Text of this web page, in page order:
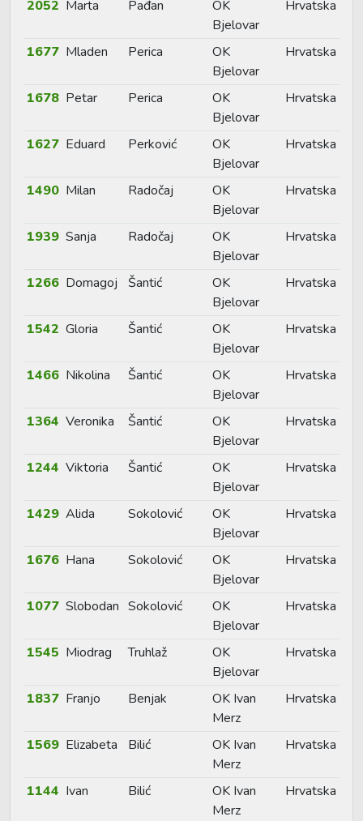
2052 Marta Pađan
OK
Bjelovar
Hrvatska
1677 Mladen Perica
OK
Bjelovar
Hrvatska
1678 Petar Perica
OK
Bjelovar
Hrvatska
1627 Eduard Perković
OK
Bjelovar
Hrvatska
1490 Milan Radočaj
OK
Bjelovar
Hrvatska
1939 Sanja Radočaj
OK
Bjelovar
Hrvatska
1266 Domagoj Šantić
OK
Bjelovar
Hrvatska
1542 Gloria Šantić
OK
Bjelovar
Hrvatska
1466 Nikolina Šantić
OK
Bjelovar
Hrvatska
1364 Veronika Šantić
OK
Bjelovar
Hrvatska
1244 Viktoria Šantić
OK
Bjelovar
Hrvatska
1429 Alida Sokolović
OK
Bjelovar
Hrvatska
1676 Hana Sokolović
OK
Bjelovar
Hrvatska
1077 Slobodan Sokolović
OK
Bjelovar
Hrvatska
1545 Miodrag Truhlaž
OK
Bjelovar
Hrvatska
1837 Franjo Benjak
OK Ivan
Merz
Hrvatska
1569 Elizabeta Bilić
OK Ivan
Merz
Hrvatska
1144 Ivan Bilić
OK Ivan
Merz
Hrvatska